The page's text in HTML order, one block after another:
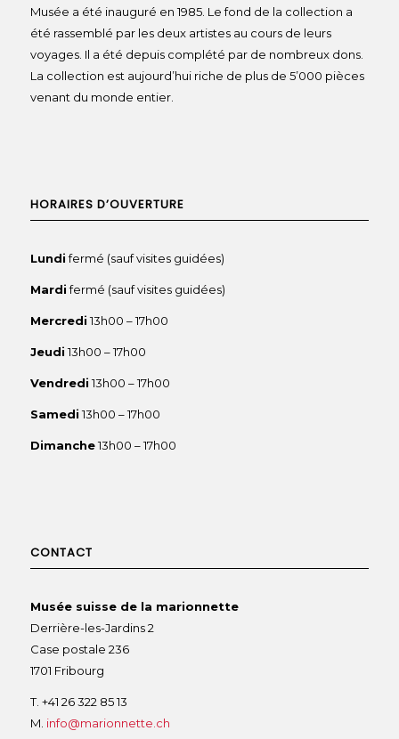
Musée a été inauguré en 1985. Le fond de la collection a
été rassemblé par les deux artistes au cours de leurs
voyages. Il a été depuis complété par de nombreux dons.
La collection est aujourd’hui riche de plus de 5’000 pièces
venant du monde entier.
HORAIRES D’OUVERTURE
Lundifermé (sauf visites guidées)
Mardifermé (sauf visites guidées)
Mercredi13h00 – 17h00
Jeudi13h00 – 17h00
Vendredi13h00 – 17h00
Samedi13h00 – 17h00
Dimanche13h00 – 17h00
CONTACT
Musée suisse de la marionnette
Derrière-les-Jardins 2
Case postale 236
1701 Fribourg
T. +41 26 322 85 13
M. info@marionnette.ch